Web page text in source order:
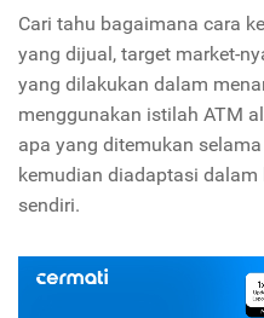
Cari tahu bagaimana cara
yang dijual, target market-
yang dilakukan dalam
menggunakan istilah ATM
apa yang ditemukan
kemudian diadaptasi
sendiri.